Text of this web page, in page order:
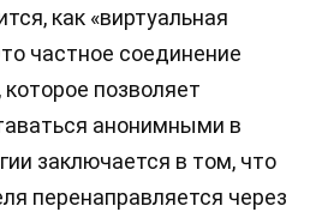
как «виртуальная
частное соединение
которое позволяет
анонимными в
заключается в том, что
перенаправляется через